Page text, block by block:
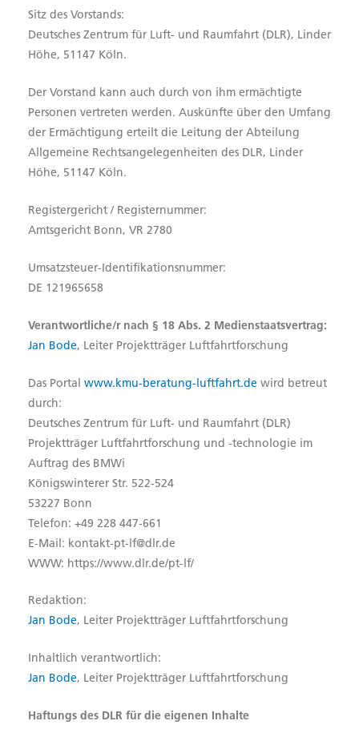
Sitz des Vorstands:
Deutsches Zentrum für Luft- und Raumfahrt (DLR), Linder
Höhe, 51147 Köln.
Der Vorstand kann auch durch von ihm ermächtigte
Personen vertreten werden. Auskünfte über den Umfang
der Ermächtigung erteilt die Leitung der Abteilung
Allgemeine Rechtsangelegenheiten des DLR, Linder
Höhe, 51147 Köln.
Registergericht / Registernummer:
Amtsgericht Bonn, VR 2780
Umsatzsteuer-Identifikationsnummer:
DE 121965658
Verantwortliche/r nach § 18 Abs. 2 Medienstaatsvertrag:
Jan Bode, Leiter Projektträger Luftfahrtforschung
Das Portal www.kmu-beratung-luftfahrt.de wird betreut
durch:
Deutsches Zentrum für Luft- und Raumfahrt (DLR)
Projektträger Luftfahrtforschung und -technologie im
Auftrag des BMWi
Königswinterer Str. 522-524
53227 Bonn
Telefon: +49 228 447-661
E-Mail: kontakt-pt-lf@dlr.de
WWW: https://www.dlr.de/pt-lf/
Redaktion:
Jan Bode, Leiter Projektträger Luftfahrtforschung
Inhaltlich verantwortlich:
Jan Bode, Leiter Projektträger Luftfahrtforschung
Haftungs des DLR für die eigenen Inhalte